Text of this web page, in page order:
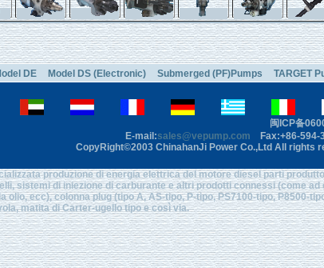
DE Model DS (Electronic) Submerged (PF)Pumps TARGET
闽ICP备
E-mail:sales@vepump.com Fax:+86-594-
CopyRight©2003 ChinahanJi Power Co.,Ltd All rights
produzione di energia elettrica del motore diesel parti
sistemi di iniezione di carburante e altri prodotti connessi (come ad
ecc), colonna plug (tipo A, AS-tipo, P-tipo, PS7100-tipo, P8500-
matita di Carter-ugello tipo e così via.